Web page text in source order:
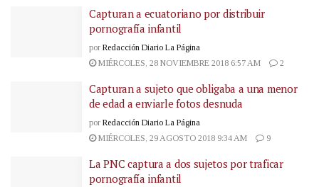
Capturan a ecuatoriano por distribuir
pornografía infantil
por Redacción Diario La Página
MIÉRCOLES, 28 NOVIEMBRE 2018 6:57 AM
2
Capturan a sujeto que obligaba a una menor
de edad a enviarle fotos desnuda
por Redacción Diario La Página
MIÉRCOLES, 29 AGOSTO 2018 9:34 AM
9
La PNC captura a dos sujetos por traficar
pornografía infantil